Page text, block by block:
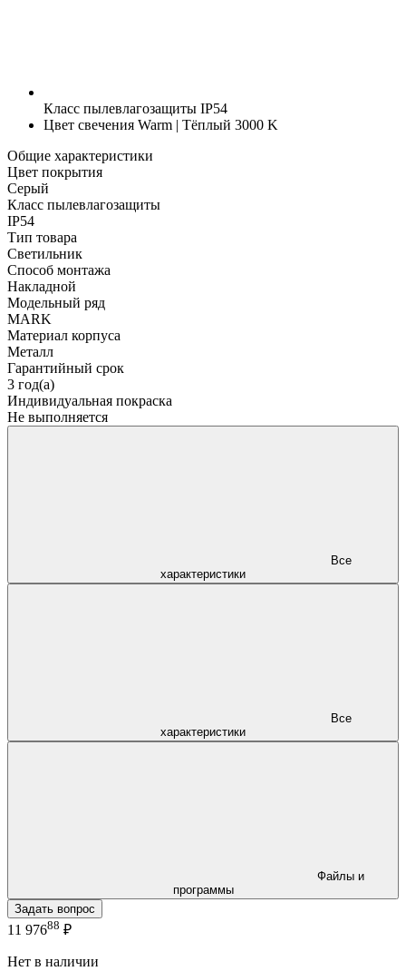
Класс пылевлагозащиты IP54
Цвет свечения Warm | Тёплый 3000 K
Общие характеристики
Цвет покрытия
Серый
Класс пылевлагозащиты
IP54
Тип товара
Светильник
Способ монтажа
Накладной
Модельный ряд
MARK
Материал корпуса
Металл
Гарантийный срок
3 год(а)
Индивидуальная покраска
Не выполняется
характеристики
характеристики
программы
Задать вопрос
11 97688 ₽
Нет в наличии